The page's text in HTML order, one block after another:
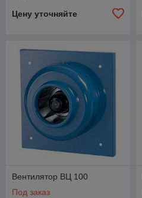
Цену уточняйте
Вентилятор ВЦ 100
Под заказ